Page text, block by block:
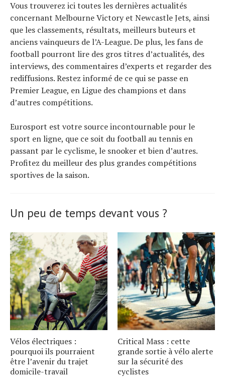
Vous trouverez ici toutes les dernières actualités
concernant Melbourne Victory et Newcastle Jets, ainsi
que les classements, résultats, meilleurs buteurs et
anciens vainqueurs de l’A-League. De plus, les fans de
football pourront lire des gros titres d’actualités, des
interviews, des commentaires d’experts et regarder des
rediffusions. Restez informé de ce qui se passe en
Premier League, en Ligue des champions et dans
d’autres compétitions.
Eurosport est votre source incontournable pour le
sport en ligne, que ce soit du football au tennis en
passant par le cyclisme, le snooker et bien d’autres.
Profitez du meilleur des plus grandes compétitions
sportives de la saison.
Un peu de temps devant vous ?
Vélos électriques :
pourquoi ils pourraient
être l’avenir du trajet
domicile-travail
Critical Mass : cette
grande sortie à vélo alerte
sur la sécurité des
cyclistes